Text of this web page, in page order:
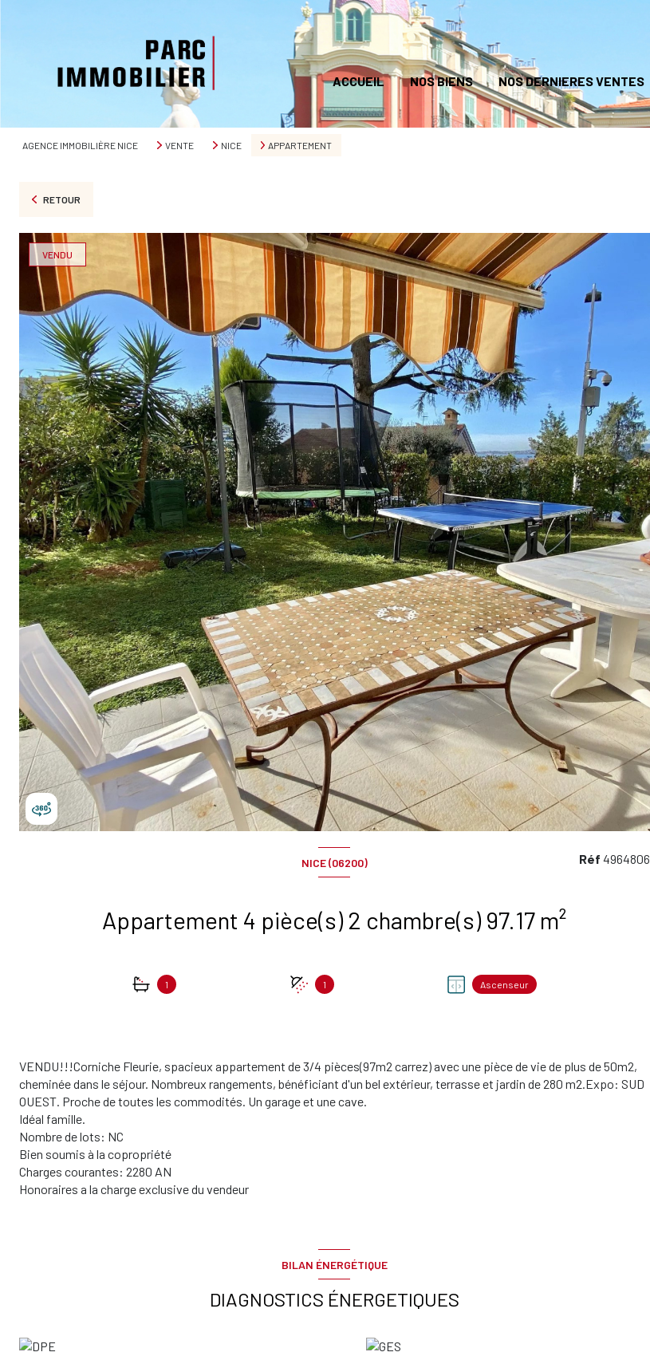
ACCUEIL NOS BIENS NOS DERNIERES VENTES
AGENCE IMMOBILIÈRE NICE VENTE NICE APPARTEMENT
RETOUR
VENDU
NICE (06200)
Appartement 4 pièce(s) 2 chambre(s) 97.17 m²
1 1 Ascenseur
Réf 4964806
VENDU!!!Corniche Fleurie, spacieux appartement de 3/4 pièces(97m2 carrez) avec une pièce de vie de plus de 50m2,
cheminée dans le séjour. Nombreux rangements, bénéficiant d'un bel extérieur, terrasse et jardin de 280 m2.Expo: SUD
OUEST. Proche de toutes les commodités. Un garage et une cave.
Idéal famille.
Nombre de lots: NC
Bien soumis à la copropriété
Charges courantes: 2280 AN
Honoraires a la charge exclusive du vendeur
BILAN ÉNERGÉTIQUE
DIAGNOSTICS ÉNERGETIQUES